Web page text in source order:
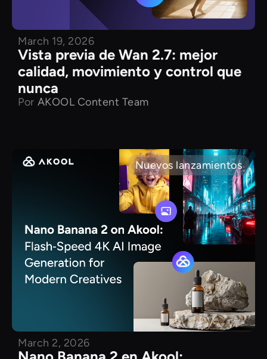
March 19, 2026
Vista previa de Wan 2.7: mejor
calidad, movimiento y control que
nunca
Por AKOOL Content Team
Nuevos lanzamientos
March 2, 2026